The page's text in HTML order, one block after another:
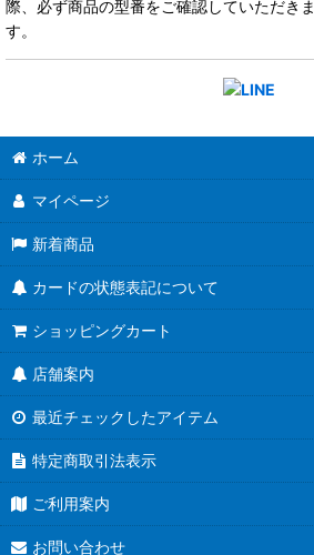
際、必ず商品の型番をご確認していただき
す。
ホーム
マイページ
新着商品
カードの状態表記について
ショッピングカート
店舗案内
最近チェックしたアイテム
特定商取引法表示
ご利用案内
お問い合わせ